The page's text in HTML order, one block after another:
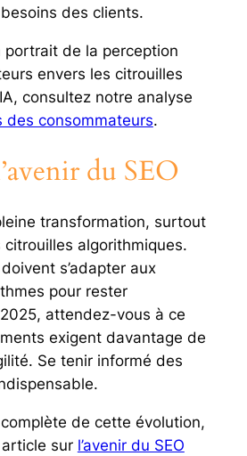
des clients.
portrait de la perception
envers les citrouilles
consultez notre analyse
des consommateurs.
du SEO
transformation, surtout
citrouilles algorithmiques.
s’adapter aux
pour rester
attendez-vous à ce
exigent davantage de
Se tenir informé des
de cette évolution,
sur l’avenir du SEO